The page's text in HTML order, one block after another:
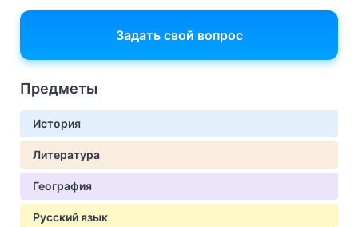
Задать свой вопрос
Предметы
История
Литература
География
Русский язык